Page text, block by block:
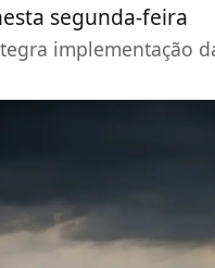
segunda-feira
implementação